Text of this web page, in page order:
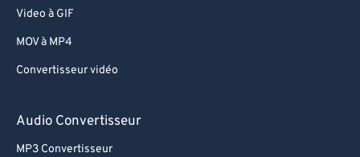
Video à GIF
MOV à MP4
Convertisseur vidéo
Audio Convertisseur
MP3 Convertisseur